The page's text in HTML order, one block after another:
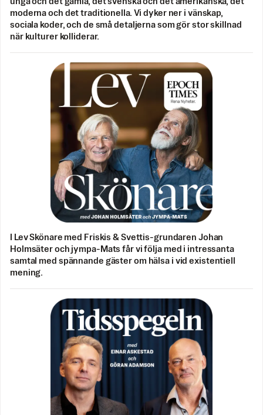
moderna och det traditionella. Vi dyker ner i vänskap,
sociala koder, och de små detaljerna som gör stor skillnad
när kulturer kolliderar.
I Lev Skönare med Friskis & Svettis-grundaren Johan
Holmsäter och jympa-Mats får vi följa med i intressanta
samtal med spännande gäster om hälsa i vid existentiell
mening.